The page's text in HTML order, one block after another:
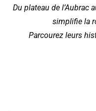
Du plateau de l’Aubrac
simplifie la
Parcourez leurs